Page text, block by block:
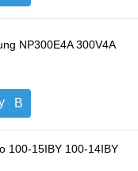
NP300E4A 300V4A
В
100-15IBY 100-14IBY